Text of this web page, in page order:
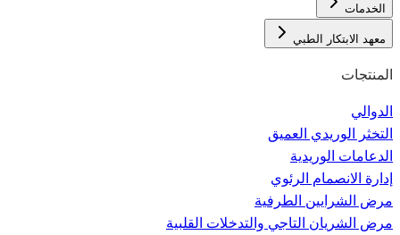
الخدمات
معهد الابتكار الطبي
المنتجات
الدوالي
التخثر الوريدي العميق
الدعامات الوريدية
إدارة الانصمام الرئوي
مرض الشرايين الطرفية
مرض الشريان التاجي والتدخلات القلبية